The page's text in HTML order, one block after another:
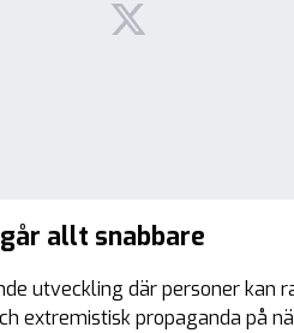
allt snabbare
utveckling där personer
extremistisk propaganda på